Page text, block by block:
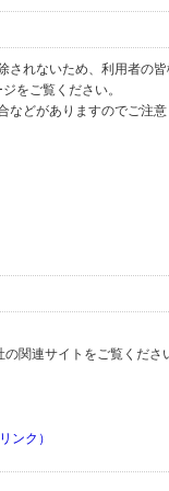
されないため、利用者の
をご覧ください。
などがありますのでご注意
関連サイトをご覧くださ
ンク）